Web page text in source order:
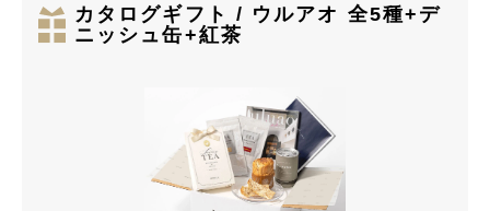
カタログギフト / ウルアオ 全5種+デ
ニッシュ缶+紅茶